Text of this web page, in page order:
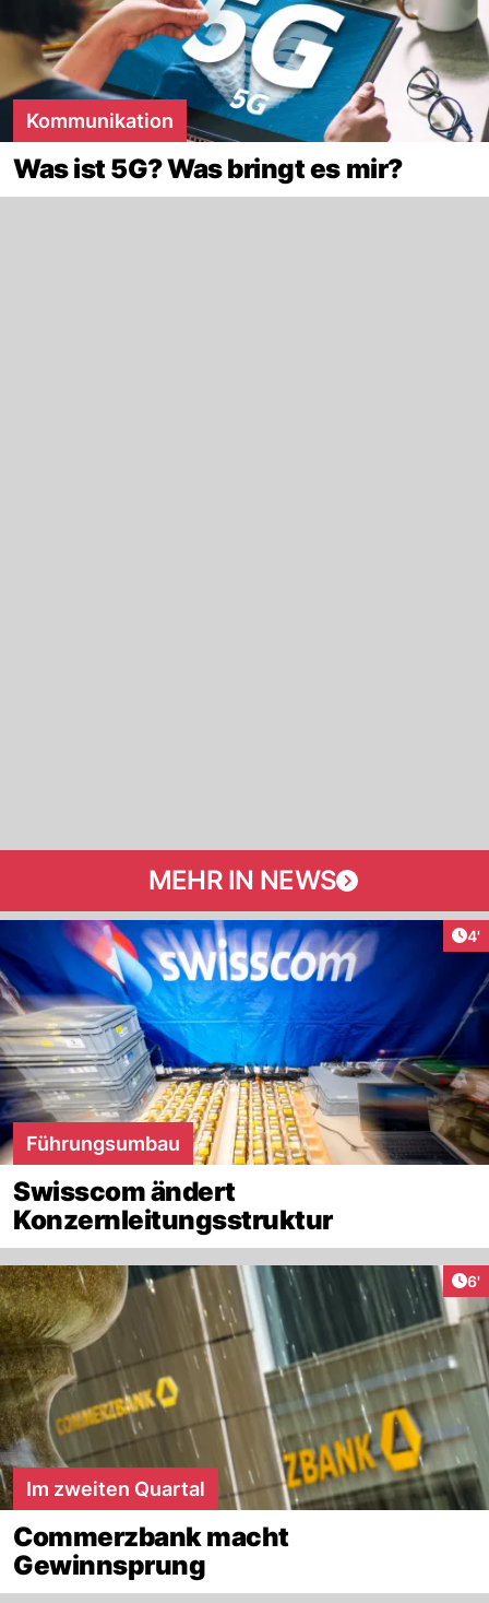
Kommunikation
Was ist 5G? Was bringt es mir?
MEHR IN NEWS
4'
Führungsumbau
Swisscom ändert
Konzernleitungsstruktur
6'
Im zweiten Quartal
Commerzbank macht
Gewinnsprung